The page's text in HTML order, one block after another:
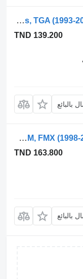
محرك مساحات الزجاج Valeo TGA 18.410 (01.00-) 405001 لـ السيارات القاطرة MAN 4-series, TGA (1993-2009)
TND 139.200
بالبائع
محرك مساحات الزجاج Valeo FM9 (01.01-12.05) 404.767 لـ السيارات القاطرة Volvo FM7-FM12, FM, FMX (1998-2014)
TND 163.800
بالبائع